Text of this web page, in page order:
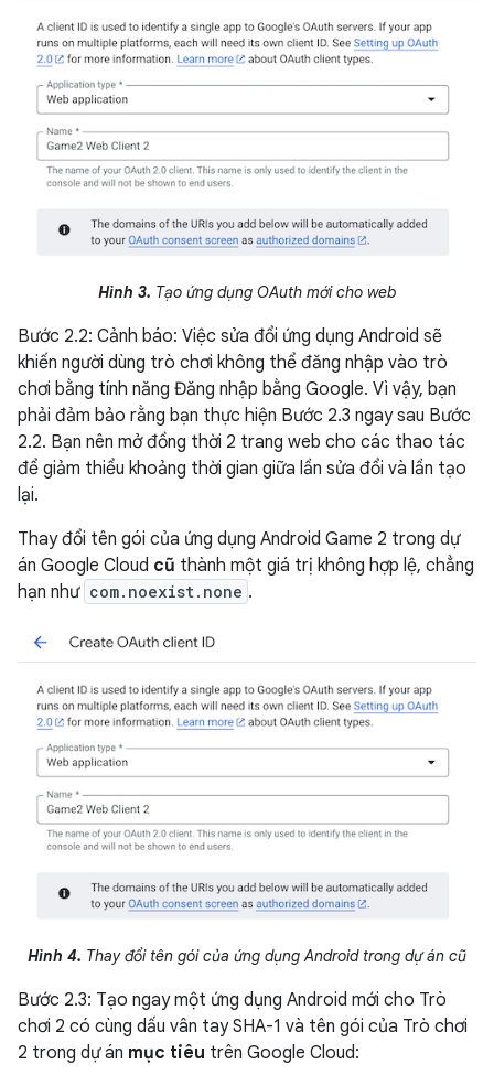
Hình 3. Tạo ứng dụng OAuth mới cho web
Bước 2.2: Cảnh báo: Việc sửa đổi ứng dụng Android sẽ
khiến người dùng trò chơi không thể đăng nhập vào trò
chơi bằng tính năng Đăng nhập bằng Google. Vì vậy, bạn
phải đảm bảo rằng bạn thực hiện Bước 2.3 ngay sau Bước
2.2. Bạn nên mở đồng thời 2 trang web cho các thao tác
để giảm thiểu khoảng thời gian giữa lần sửa đổi và lần tạo
lại.
Thay đổi tên gói của ứng dụng Android Game 2 trong dự
án Google Cloud cũ thành một giá trị không hợp lệ, chẳng
hạn như com.noexist.none .
Hình 4. Thay đổi tên gói của ứng dụng Android trong dự án cũ
Bước 2.3: Tạo ngay một ứng dụng Android mới cho Trò
chơi 2 có cùng dấu vân tay SHA-1 và tên gói của Trò chơi
2 trong dự án mục tiêu trên Google Cloud: